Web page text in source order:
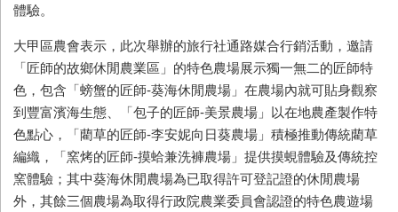
體驗。
大甲區農會表示，此次舉辦的旅行社通路媒合行銷活動，邀請
「匠師的故鄉休閒農業區」的特色農場展示獨一無二的匠師特
色，包含「螃蟹的匠師-葵海休閒農場」在農場內就可貼身觀察
到豐富濱海生態、「包子的匠師-美景農場」以在地農產製作特
色點心，「藺草的匠師-李安妮向日葵農場」積極推動傳統藺草
編織，「窯烤的匠師-摸蛤兼洗褲農場」提供摸蜆體驗及傳統控
窯體驗；其中葵海休閒農場為已取得許可登記證的休閒農場
外，其餘三個農場為取得行政院農業委員會認證的特色農遊場